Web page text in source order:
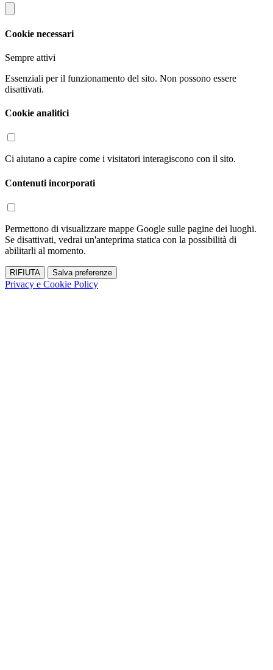
Cookie necessari
Sempre attivi
Essenziali per il funzionamento del sito. Non possono essere
disattivati.
Cookie analitici
Ci aiutano a capire come i visitatori interagiscono con il sito.
Contenuti incorporati
Permettono di visualizzare mappe Google sulle pagine dei luoghi.
Se disattivati, vedrai un'anteprima statica con la possibilità di
abilitarli al momento.
RIFIUTA Salva preferenze
Privacy e Cookie Policy